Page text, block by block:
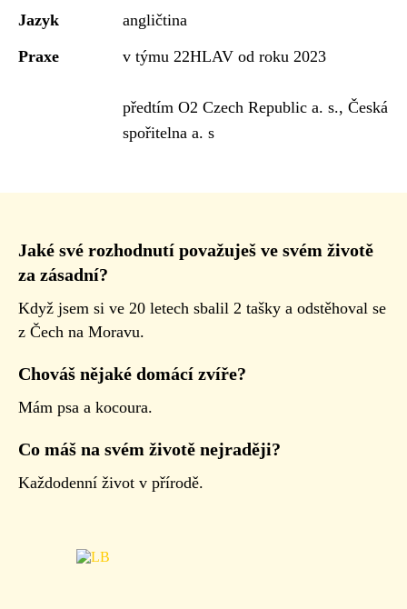
Jazyk
angličtina
Praxe
v týmu 22HLAV od roku 2023
předtím O2 Czech Republic a. s., Česká
spořitelna a. s
Jaké své rozhodnutí považuješ ve svém životě
za zásadní?
Když jsem si ve 20 letech sbalil 2 tašky a odstěhoval se
z Čech na Moravu.
Chováš nějaké domácí zvíře?
Mám psa a kocoura.
Co máš na svém životě nejraději?
Každodenní život v přírodě.